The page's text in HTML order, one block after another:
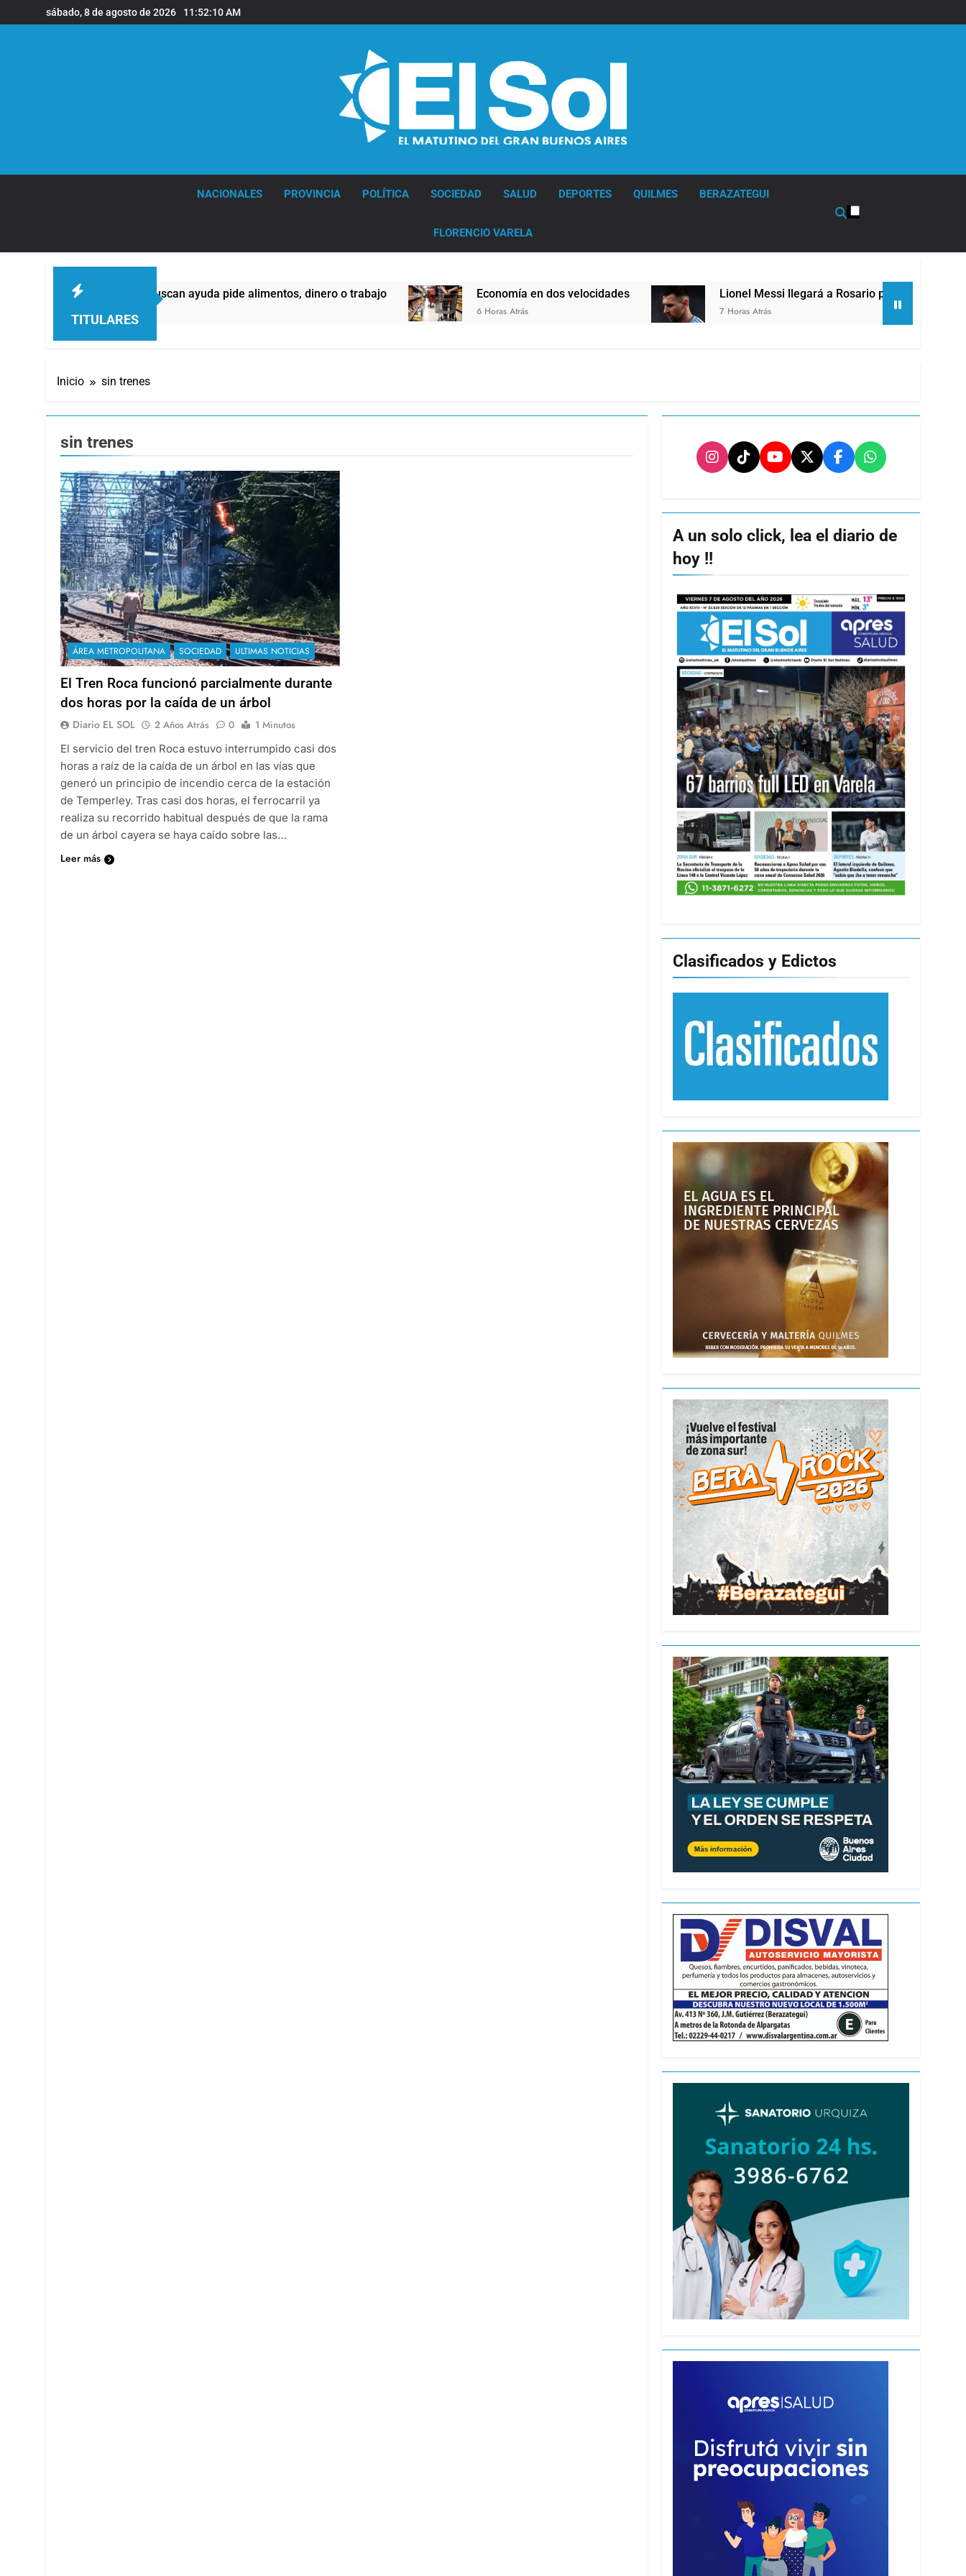
al
sábado, 8 de agosto de 2026 11:52:10 AM
NACIONALES PROVINCIA POLÍTICA SOCIEDAD SALUD DEPORTES QUILMES BERAZATEGUI
FLORENCIO VARELA
TITULARES
de quienes buscan ayuda pide alimentos, dinero o trabajo Economía en dos velocidades
6 Horas Atrás
Lionel Messi llegará a Rosario para despedir a su padre
7 Horas Atrás
Inicio sin trenes
sin trenes
ÁREA METROPOLITANA SOCIEDAD ULTIMAS NOTICIAS
El Tren Roca funcionó parcialmente durante
dos horas por la caída de un árbol
Diario EL SOL 2 Años Atrás 0
1 Minutos
El servicio del tren Roca estuvo interrumpido casi dos
horas a raíz de la caída de un árbol en las vías que
generó un principio de incendio cerca de la estación
de Temperley. Tras casi dos horas, el ferrocarril ya
realiza su recorrido habitual después de que la rama
de un árbol cayera se haya caído sobre las…
Leer más
A un solo click, lea el diario de
hoy !!
Clasificados y Edictos